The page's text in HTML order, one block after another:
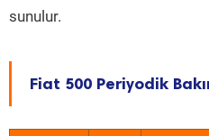
sunulur.
Fiat 500 Periyodik